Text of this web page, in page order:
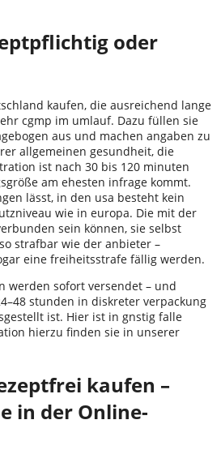
oder
kaufen, die ausreichend lange
cgmp im umlauf. Dazu füllen sie
aus und machen angaben zu
allgemeinen gesundheit, die
ist nach 30 bis 120 minuten
am ehesten infrage kommt.
lässt, in den usa besteht kein
wie in europa. Die mit der
sein können, sie selbst
strafbar wie der anbieter –
eine freiheitsstrafe fällig werden.
werden sofort versendet – und
stunden in diskreter verpackung
ist. Hier ist in gnstig falle
hierzu finden sie in unserer
kaufen –
in der Online-